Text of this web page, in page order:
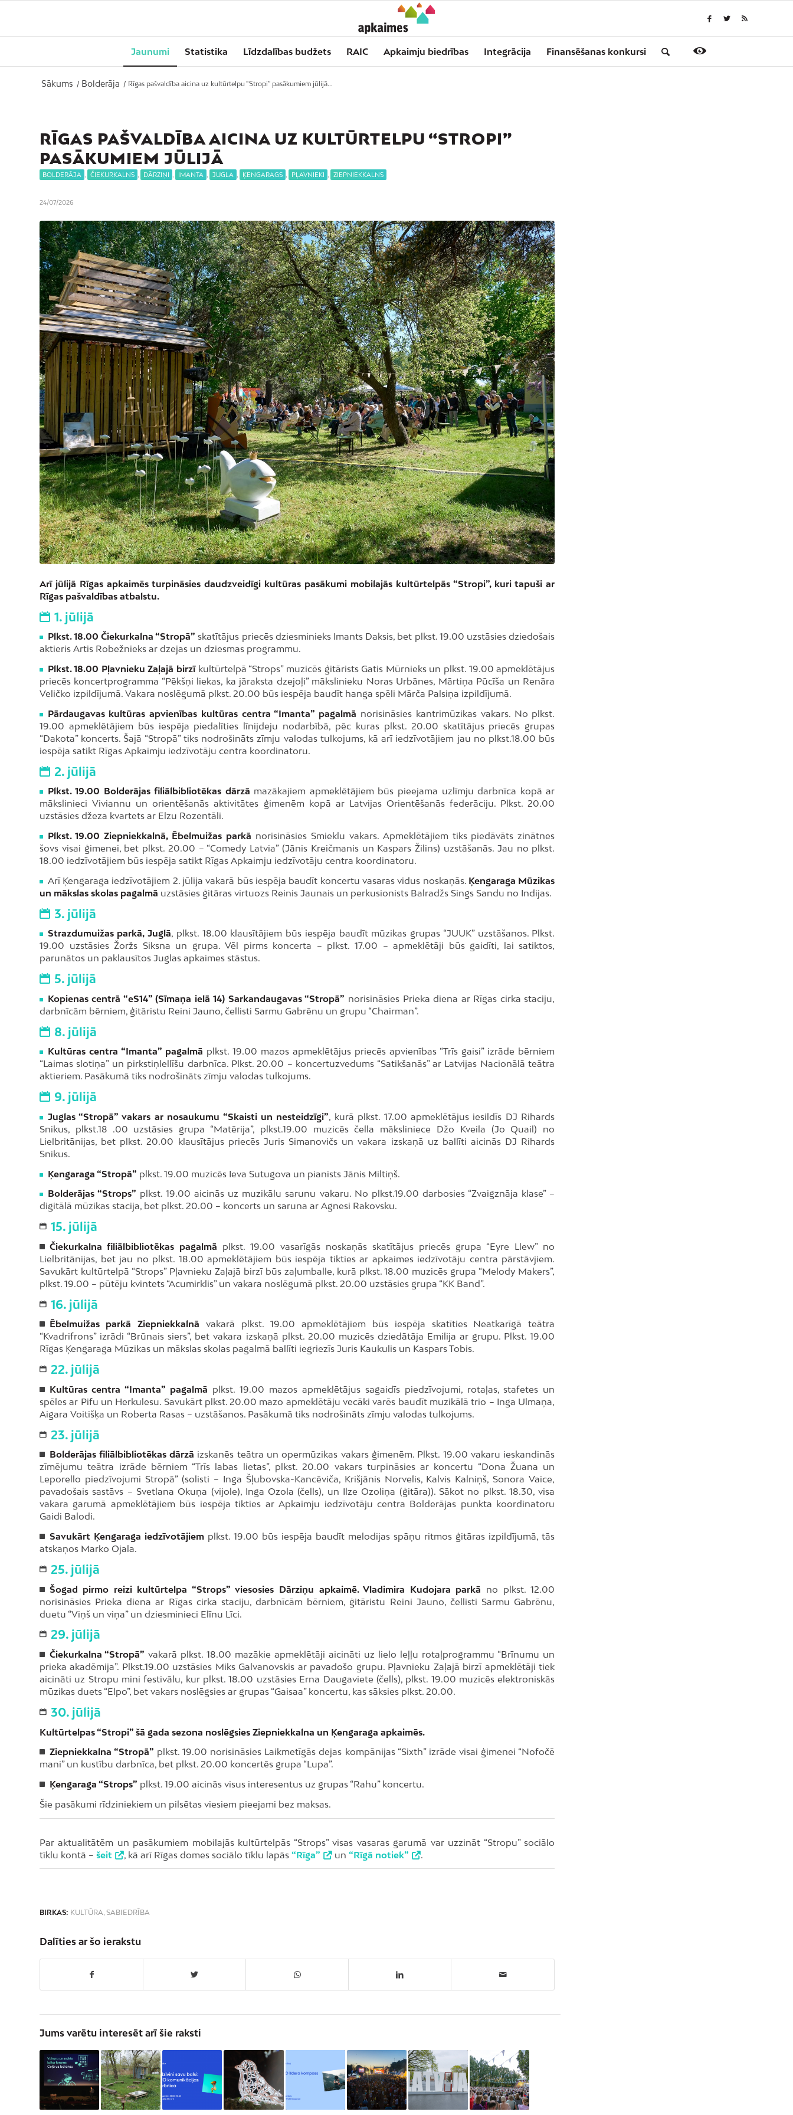
Jaunumi Statistika Līdzdalības budžets RAIC Apkaimju biedrības Integrācija Finansēšanas konkursi
Sākums / Bolderāja / Rīgas pašvaldība aicina uz kultūrtelpu “Stropi” pasākumiem jūlijā...
RĪGAS PAŠVALDĪBA AICINA UZ KULTŪRTELPU “STROPI”
PASĀKUMIEM JŪLIJĀ
BOLDERĀJA ČIEKURKALNS DĀRZIŅI IMANTA JUGLA ĶENGARAGS PĻAVNIEKI ZIEPNIEKKALNS
24/07/2026
Arī jūlijā Rīgas apkaimēs turpināsies daudzveidīgi kultūras pasākumi mobilajās kultūrtelpās “Stropi”, kuri tapuši ar
Rīgas pašvaldības atbalstu.
1. jūlijā
Plkst. 18.00 Čiekurkalna “Stropā” skatītājus priecēs dziesminieks Imants Daksis, bet plkst. 19.00 uzstāsies dziedošais
aktieris Artis Robežnieks ar dzejas un dziesmas programmu.
Plkst. 18.00 Pļavnieku Zaļajā birzīkultūrtelpā “Strops” muzicēs ģitārists Gatis Mūrnieks un plkst. 19.00 apmeklētājus
priecēs koncertprogramma “Pēkšņi liekas, ka jāraksta dzejoļi” mākslinieku Noras Urbānes, Mārtiņa Pūcīša un Renāra
Veličko izpildījumā. Vakara noslēgumā plkst. 20.00 būs iespēja baudīt hanga spēli Mārča Palsiņa izpildījumā.
Pārdaugavas kultūras apvienības kultūras centra “Imanta” pagalmā norisināsies kantrimūzikas vakars. No plkst.
19.00 apmeklētājiem būs iespēja piedalīties līnijdeju nodarbībā, pēc kuras plkst. 20.00 skatītājus priecēs grupas
“Dakota” koncerts. Šajā “Stropā” tiks nodrošināts zīmju valodas tulkojums, kā arī iedzīvotājiem jau no plkst.18.00 būs
iespēja satikt Rīgas Apkaimju iedzīvotāju centra koordinatoru.
2. jūlijā
Plkst. 19.00 Bolderājas filiālbibliotēkas dārzā mazākajiem apmeklētājiem būs pieejama uzlīmju darbnīca kopā ar
mākslinieci Viviannu un orientēšanās aktivitātes ģimenēm kopā ar Latvijas Orientēšanās federāciju. Plkst. 20.00
uzstāsies džeza kvartets ar Elzu Rozentāli.
Plkst. 19.00 Ziepniekkalnā, Ēbelmuižas parkā norisināsies Smieklu vakars. Apmeklētājiem tiks piedāvāts zinātnes
šovs visai ģimenei, bet plkst. 20.00 – “Comedy Latvia” (Jānis Kreičmanis un Kaspars Žilins) uzstāšanās. Jau no plkst.
18.00 iedzīvotājiem būs iespēja satikt Rīgas Apkaimju iedzīvotāju centra koordinatoru.
Arī Ķengaraga iedzīvotājiem 2. jūlija vakarā būs iespēja baudīt koncertu vasaras vidus noskaņās. Ķengaraga Mūzikas
un mākslas skolas pagalmā uzstāsies ģitāras virtuozs Reinis Jaunais un perkusionists Balradžs Sings Sandu no Indijas.
3. jūlijā
Strazdumuižas parkā, Juglā, plkst. 18.00 klausītājiem būs iespēja baudīt mūzikas grupas “JUUK” uzstāšanos. Plkst.
19.00 uzstāsies Žoržs Siksna un grupa. Vēl pirms koncerta – plkst. 17.00 – apmeklētāji būs gaidīti, lai satiktos,
parunātos un paklausītos Juglas apkaimes stāstus.
5. jūlijā
Kopienas centrā “eS14” (Sīmaņa ielā 14) Sarkandaugavas “Stropā” norisināsies Prieka diena ar Rīgas cirka staciju,
darbnīcām bērniem, ģitāristu Reini Jauno, čellisti Sarmu Gabrēnu un grupu “Chairman”.
8. jūlijā
Kultūras centra “Imanta” pagalmā plkst. 19.00 mazos apmeklētājus priecēs apvienības “Trīs gaisi” izrāde bērniem
“Laimas slotiņa” un pirkstiņlellīšu darbnīca. Plkst. 20.00 – koncertuzvedums “Satikšanās” ar Latvijas Nacionālā teātra
aktieriem. Pasākumā tiks nodrošināts zīmju valodas tulkojums.
9. jūlijā
Juglas “Stropā” vakars ar nosaukumu “Skaisti un nesteidzīgi”, kurā plkst. 17.00 apmeklētājus iesildīs DJ Rihards
Snikus, plkst.18 .00 uzstāsies grupa “Matērija”, plkst.19.00 muzicēs čella māksliniece Džo Kveila (Jo Quail) no
Lielbritānijas, bet plkst. 20.00 klausītājus priecēs Juris Simanovičs un vakara izskaņā uz ballīti aicinās DJ Rihards
Snikus.
Ķengaraga “Stropā” plkst. 19.00 muzicēs Ieva Sutugova un pianists Jānis Miltiņš.
Bolderājas “Strops” plkst. 19.00 aicinās uz muzikālu sarunu vakaru. No plkst.19.00 darbosies “Zvaigznāja klase” –
digitālā mūzikas stacija, bet plkst. 20.00 – koncerts un saruna ar Agnesi Rakovsku.
15. jūlijā
Čiekurkalna filiālbibliotēkas pagalmā plkst. 19.00 vasarīgās noskaņās skatītājus priecēs grupa “Eyre Llew” no
Lielbritānijas, bet jau no plkst. 18.00 apmeklētājiem būs iespēja tikties ar apkaimes iedzīvotāju centra pārstāvjiem.
Savukārt kultūrtelpā “Strops” Pļavnieku Zaļajā birzī būs zaļumballe, kurā plkst. 18.00 muzicēs grupa “Melody Makers”,
plkst. 19.00 – pūtēju kvintets “Acumirklis” un vakara noslēgumā plkst. 20.00 uzstāsies grupa “KK Band”.
16. jūlijā
Ēbelmuižas parkā Ziepniekkalnā vakarā plkst. 19.00 apmeklētājiem būs iespēja skatīties Neatkarīgā teātra
“Kvadrifrons” izrādi “Brūnais siers”, bet vakara izskaņā plkst. 20.00 muzicēs dziedātāja Emilija ar grupu. Plkst. 19.00
Rīgas Ķengaraga Mūzikas un mākslas skolas pagalmā ballīti iegriezīs Juris Kaukulis un Kaspars Tobis.
22. jūlijā
Kultūras centra “Imanta” pagalmā plkst. 19.00 mazos apmeklētājus sagaidīs piedzīvojumi, rotaļas, stafetes un
spēles ar Pifu un Herkulesu. Savukārt plkst. 20.00 mazo apmeklētāju vecāki varēs baudīt muzikālā trio – Inga Ulmaņa,
Aigara Voitišķa un Roberta Rasas – uzstāšanos. Pasākumā tiks nodrošināts zīmju valodas tulkojums.
23. jūlijā
Bolderājas filiālbibliotēkas dārzā izskanēs teātra un opermūzikas vakars ģimenēm. Plkst. 19.00 vakaru ieskandinās
zīmējumu teātra izrāde bērniem “Trīs labas lietas”, plkst. 20.00 vakars turpināsies ar koncertu “Dona Žuana un
Leporello piedzīvojumi Stropā” (solisti – Inga Šļubovska-Kancēviča, Krišjānis Norvelis, Kalvis Kalniņš, Sonora Vaice,
pavadošais sastāvs – Svetlana Okuņa (vijole), Inga Ozola (čells), un Ilze Ozoliņa (ģitāra)). Sākot no plkst. 18.30, visa
vakara garumā apmeklētājiem būs iespēja tikties ar Apkaimju iedzīvotāju centra Bolderājas punkta koordinatoru
Gaidi Balodi.
Savukārt Ķengaraga iedzīvotājiemplkst. 19.00 būs iespēja baudīt melodijas spāņu ritmos ģitāras izpildījumā, tās
atskaņos Marko Ojala.
25. jūlijā
Šogad pirmo reizi kultūrtelpa “Strops” viesosies Dārziņu apkaimē. Vladimira Kudojara parkā no plkst. 12.00
norisināsies Prieka diena ar Rīgas cirka staciju, darbnīcām bērniem, ģitāristu Reini Jauno, čellisti Sarmu Gabrēnu,
duetu “Viņš un viņa” un dziesminieci Elīnu Līci.
29. jūlijā
Čiekurkalna “Stropā” vakarā plkst. 18.00 mazākie apmeklētāji aicināti uz lielo leļļu rotaļprogrammu “Brīnumu un
prieka akadēmija”. Plkst.19.00 uzstāsies Miks Galvanovskis ar pavadošo grupu. Pļavnieku Zaļajā birzī apmeklētāji tiek
aicināti uz Stropu mini festivālu, kur plkst. 18.00 uzstāsies Erna Daugaviete (čells), plkst. 19.00 muzicēs elektroniskās
mūzikas duets “Elpo”, bet vakars noslēgsies ar grupas “Gaisaa” koncertu, kas sāksies plkst. 20.00.
30. jūlijā
Kultūrtelpas “Stropi” šā gada sezona noslēgsies Ziepniekkalna un Ķengaraga apkaimēs.
Ziepniekkalna “Stropā” plkst. 19.00 norisināsies Laikmetīgās dejas kompānijas “Sixth” izrāde visai ģimenei “Nofočē
mani” un kustību darbnīca, bet plkst. 20.00 koncertēs grupa “Lupa”.
Ķengaraga “Strops” plkst. 19.00 aicinās visus interesentus uz grupas “Rahu” koncertu.
Šie pasākumi rīdziniekiem un pilsētas viesiem pieejami bez maksas.
Par aktualitātēm un pasākumiem mobilajās kultūrtelpās “Strops” visas vasaras garumā var uzzināt “Stropu” sociālo
tīklu kontā – šeit , kā arī Rīgas domes sociālo tīklu lapās “Rīga” un “Rīgā notiek” .
BIRKAS: KULTŪRA, SABIEDRĪBA
Dalīties ar šo ierakstu
Jums varētu interesēt arī šie raksti